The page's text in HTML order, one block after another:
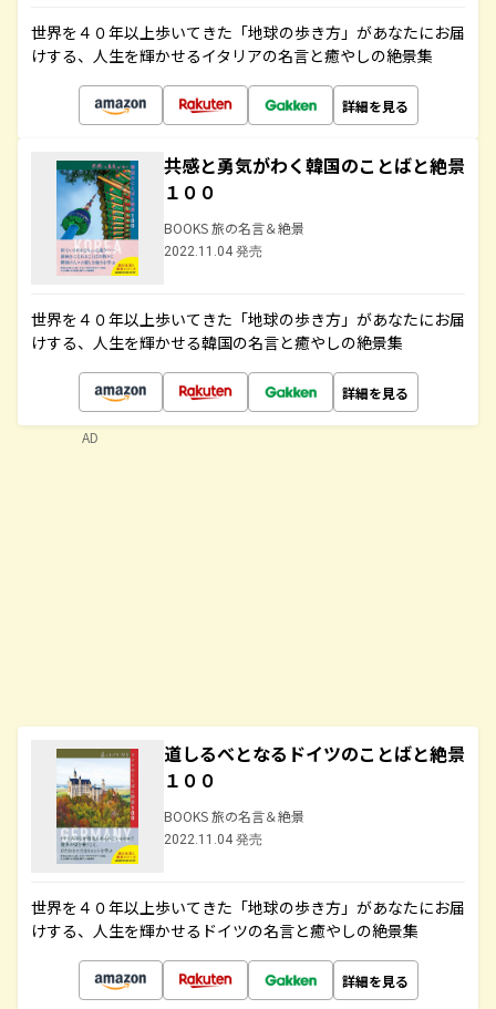
世界を４０年以上歩いてきた「地球の歩き方」があなたにお届
けする、人生を輝かせるイタリアの名言と癒やしの絶景集
詳細を見る
共感と勇気がわく韓国のことばと絶景
１００
BOOKS 旅の名言＆絶景
2022.11.04 発売
世界を４０年以上歩いてきた「地球の歩き方」があなたにお届
けする、人生を輝かせる韓国の名言と癒やしの絶景集
詳細を見る
道しるべとなるドイツのことばと絶景
１００
BOOKS 旅の名言＆絶景
2022.11.04 発売
世界を４０年以上歩いてきた「地球の歩き方」があなたにお届
けする、人生を輝かせるドイツの名言と癒やしの絶景集
詳細を見る
AD